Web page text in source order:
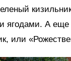
ягодами. А еще
или